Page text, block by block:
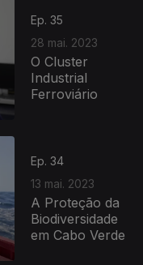
Ep. 35
28 mai. 2023
O Cluster
Industrial
Ferroviário
Ep. 34
13 mai. 2023
A Proteção da
Biodiversidade
em Cabo Verde